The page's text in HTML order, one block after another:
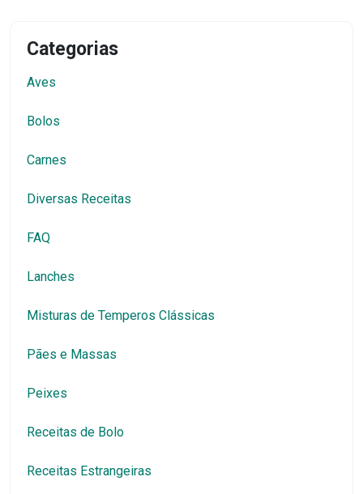
Categorias
Aves
Bolos
Carnes
Diversas Receitas
FAQ
Lanches
Misturas de Temperos Clássicas
Pães e Massas
Peixes
Receitas de Bolo
Receitas Estrangeiras